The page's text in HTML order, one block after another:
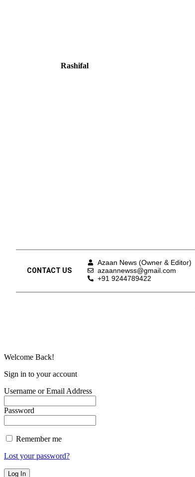
Rashifal
CONTACT US
Azaan News (Owner & Editor)
azaannewss@gmail.com
+91 9244789422
Welcome Back!
Sign in to your account
Username or Email Address
Password
Remember me
Lost your password?